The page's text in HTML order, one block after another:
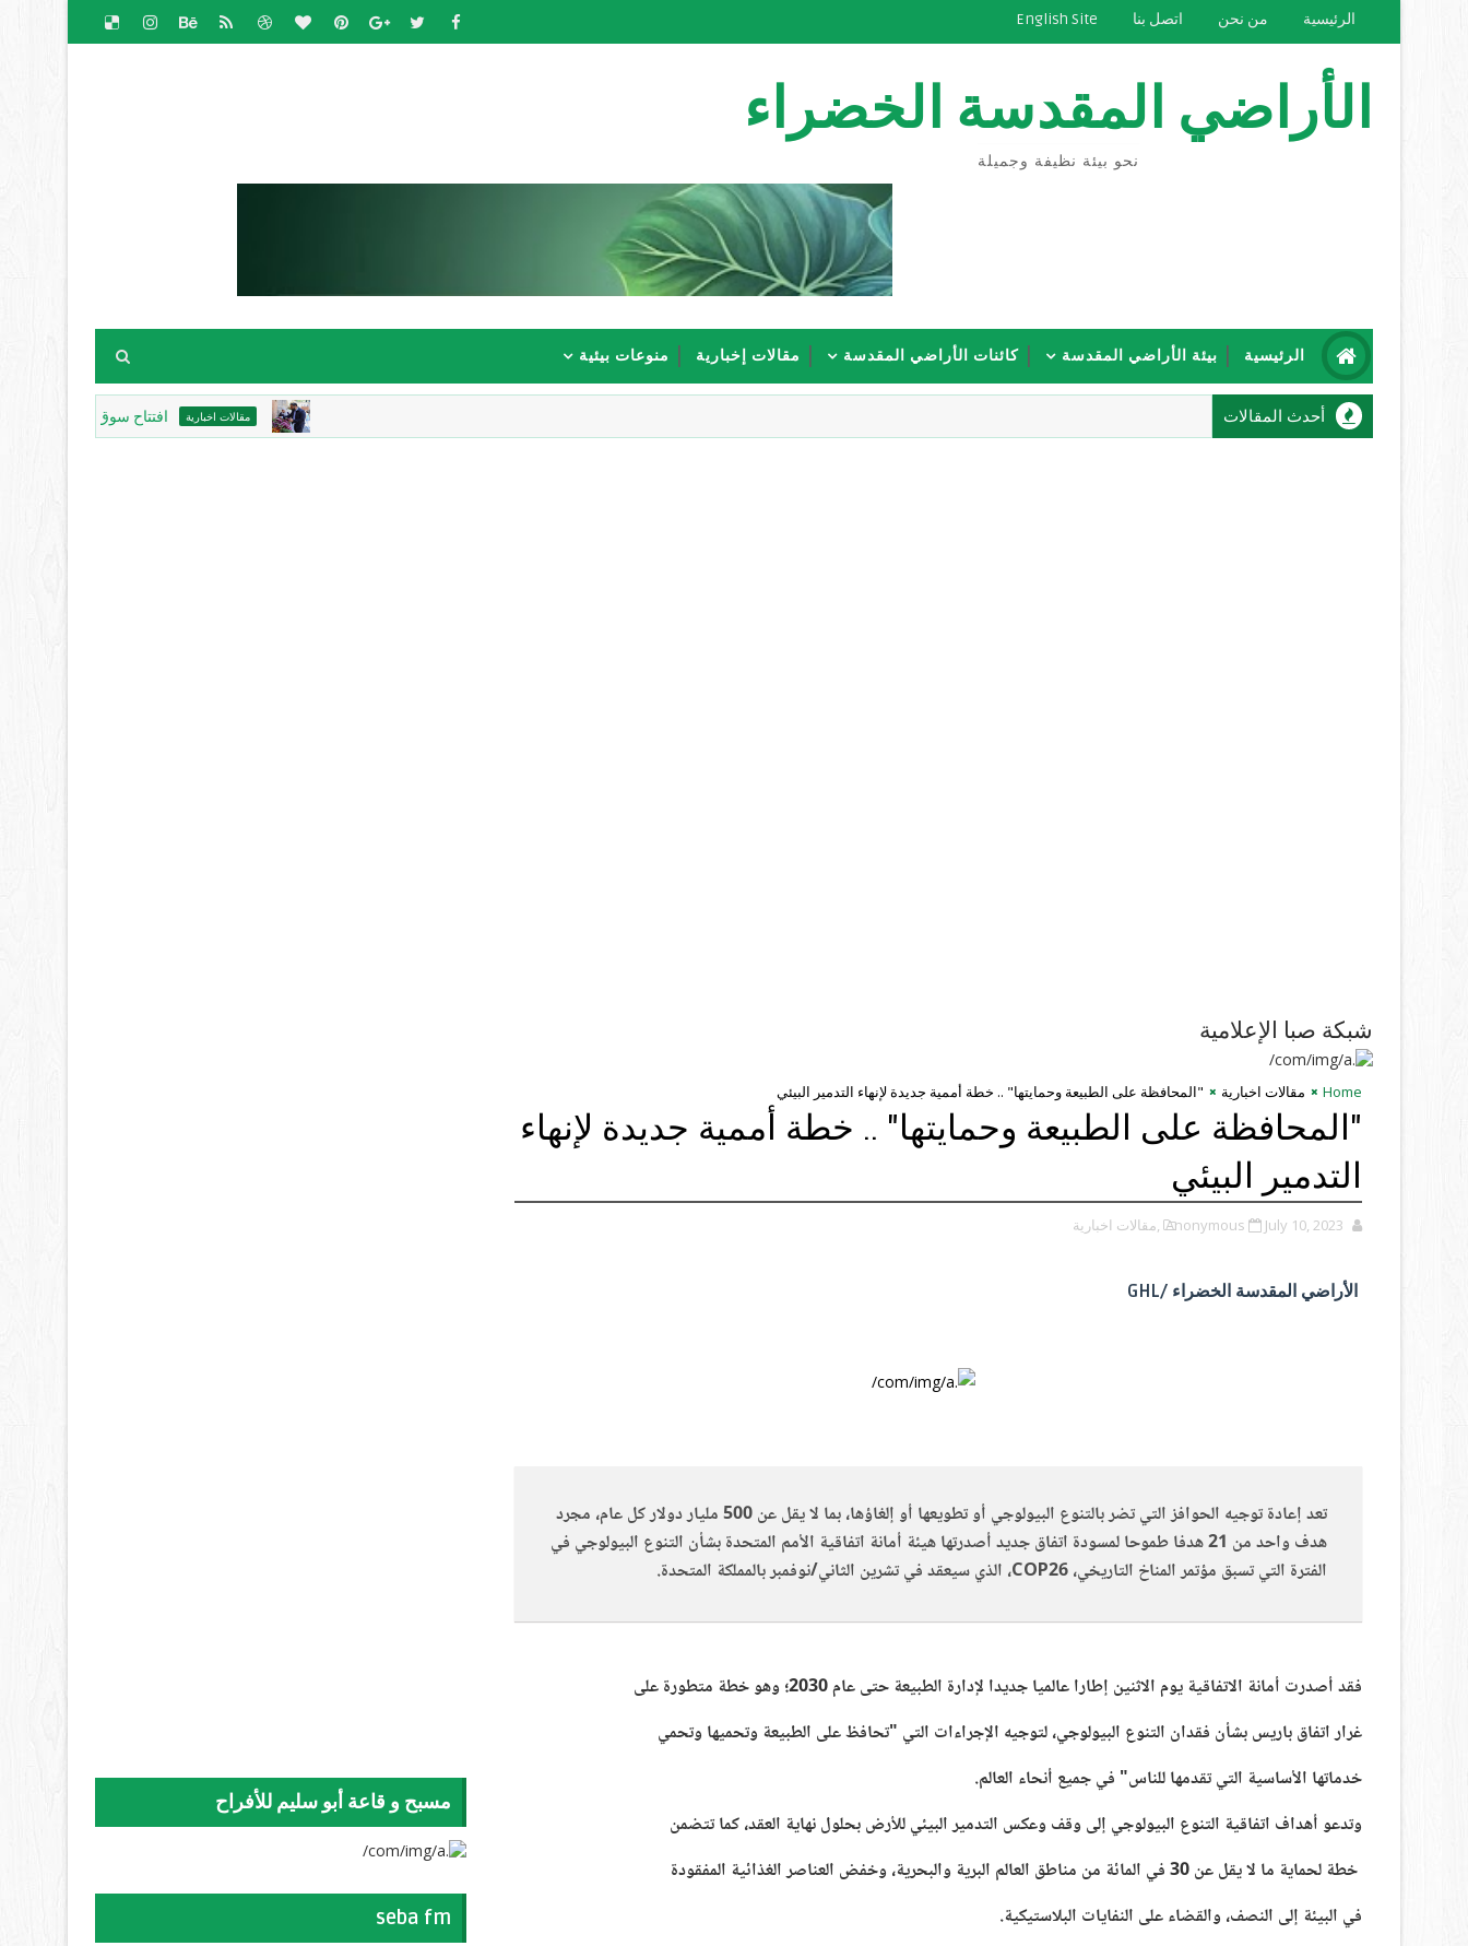
الرئيسية من نحن اتصل بنا English Site
الأراضي المقدسة الخضراء
نحو بيئة نظيفة وجميلة
الرئيسية بيئة الأراضي المقدسة كائنات الأراضي المقدسة مقالات إخبارية منوعات بيئية
أحدث المقالات مقالات اخبارية افتتاح سوق الباذنجان البتيري
شبكة صبا الإعلامية
Home مقالات اخبارية "المحافظة على الطبيعة وحمايتها" .. خطة أممية جديدة لإنهاء التدمير البيئي
"المحافظة على الطبيعة وحمايتها" .. خطة أممية جديدة لإنهاء
التدمير البيئي
Anonymous July 10, 2023 ,مقالات اخبارية
الأراضي المقدسة الخضراء /GHL
تعد إعادة توجيه الحوافز التي تضر بالتنوع البيولوجي أو تطويعها أو إلغاؤها، بما لا يقل عن 500 مليار دولار كل عام، مجرد
هدف واحد من 21 هدفا طموحا لمسودة اتفاق جديد أصدرتها هيئة أمانة اتفاقية الأمم المتحدة بشأن التنوع البيولوجي في
الفترة التي تسبق مؤتمر المناخ التاريخي، COP26، الذي سيعقد في تشرين الثاني/نوفمبر بالمملكة المتحدة.
فقد أصدرت أمانة الاتفاقية يوم الاثنين إطارا عالميا جديدا لإدارة الطبيعة حتى عام 2030؛ وهو خطة متطورة على
غرار اتفاق باريس بشأن فقدان التنوع البيولوجي، لتوجيه الإجراءات التي "تحافظ على الطبيعة وتحميها وتحمي
خدماتها الأساسية التي تقدمها للناس" في جميع أنحاء العالم.
وتدعو أهداف اتفاقية التنوع البيولوجي إلى وقف وعكس التدمير البيئي للأرض بحلول نهاية العقد، كما تتضمن
خطة لحماية ما لا يقل عن 30 في المائة من مناطق العالم البرية والبحرية، وخفض العناصر الغذائية المفقودة
في البيئة إلى النصف، والقضاء على النفايات البلاستيكية.
مسبح و قاعة أبو سليم للأفراح
seba fm